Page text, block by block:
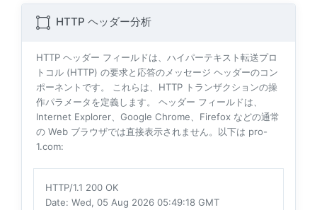
HTTP ヘッダー分析
HTTP ヘッダー フィールドは、ハイパーテキスト転送プロ
トコル (HTTP) の要求と応答のメッセージ ヘッダーのコン
ポーネントです。 これらは、HTTP トランザクションの操
作パラメータを定義します。 ヘッダー フィールドは、
Internet Explorer、Google Chrome、Firefox などの通常
の Web ブラウザでは直接表示されません。以下は pro-
1.com:
HTTP/1.1 200 OK
Date: Wed, 05 Aug 2026 05:49:18 GMT